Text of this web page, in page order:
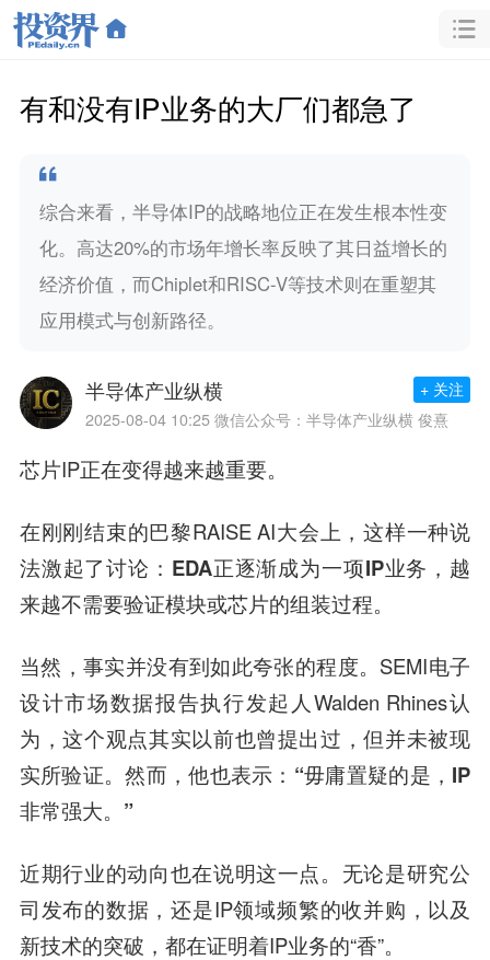
有和没有IP业务的大厂们都急了
综合来看，半导体IP的战略地位正在发生根本性变
化。高达20%的市场年增长率反映了其日益增长的
经济价值，而Chiplet和RISC-V等技术则在重塑其
应用模式与创新路径。
半导体产业纵横
2025-08-04 10:25 微信公众号：半导体产业纵横 俊熹
+ 关注
芯片IP正在变得越来越重要。
在刚刚结束的巴黎RAISE AI大会上，这样一种说
法激起了讨论： EDA正逐渐成为一项IP业务 ，越
来越不需要验证模块或芯片的组装过程。
当然，事实并没有到如此夸张的程度。SEMI电子
设计市场数据报告执行发起人Walden Rhines认
为，这个观点其实以前也曾提出过，但并未被现
实所验证。然而，他也表示： “毋庸置疑的是，IP
非常强大。”
近期行业的动向也在说明这一点。无论是研究公
司发布的数据，还是IP领域频繁的收并购，以及
新技术的突破，都在证明着IP业务的“香”。